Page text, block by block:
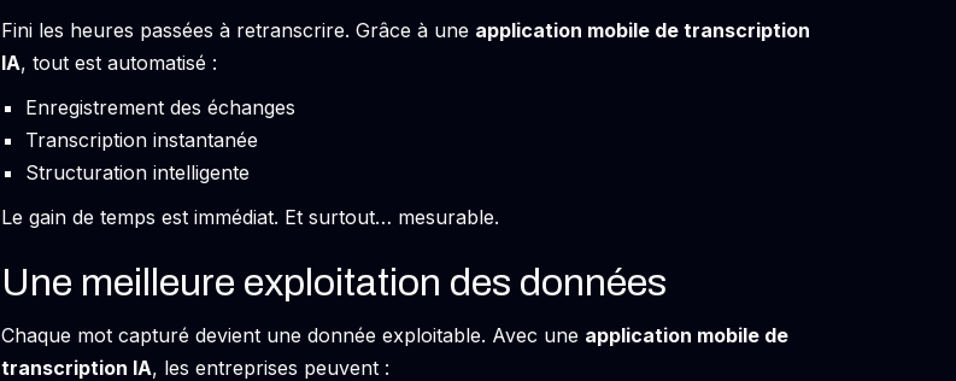
Fini les heures passées à retranscrire. Grâce à une application mobile de transcription
IA, tout est automatisé :
Enregistrement des échanges
Transcription instantanée
Structuration intelligente
Le gain de temps est immédiat. Et surtout… mesurable.
Une meilleure exploitation des données
Chaque mot capturé devient une donnée exploitable. Avec une application mobile de
transcription IA, les entreprises peuvent :